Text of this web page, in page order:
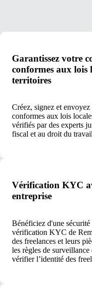
Garantissez votre
conformes aux lois
territoires
Créez, signez et envoyez
conformes aux lois
vérifiés par des experts
fiscal et au droit du
Vérification KYC
entreprise
Bénéficiez d'une sécurité
vérification KYC de
des freelances et leurs
les règles de
vérifier l’identité des